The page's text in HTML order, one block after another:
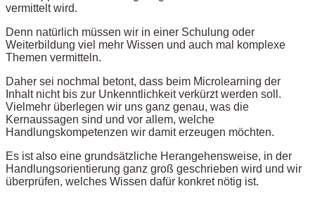
vermittelt wird.
Denn natürlich müssen wir in einer Schulung oder
Weiterbildung viel mehr Wissen und auch mal komplexe
Themen vermitteln.
Daher sei nochmal betont, dass beim Microlearning der
Inhalt nicht bis zur Unkenntlichkeit verkürzt werden soll.
Vielmehr überlegen wir uns ganz genau, was die
Kernaussagen sind und vor allem, welche
Handlungskompetenzen wir damit erzeugen möchten.
Es ist also eine grundsätzliche Herangehensweise, in der
Handlungsorientierung ganz groß geschrieben wird und wir
überprüfen, welches Wissen dafür konkret nötig ist.